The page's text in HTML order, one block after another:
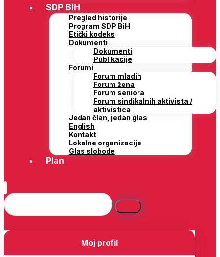
SDP BiH
Pregled historije
Program SDP BiH
Etički kodeks
Dokumenti
Dokumenti
Publikacije
Forumi
Forum mladih
Forum žena
Forum seniora
Forum sindikalnih aktivista /
aktivistica
Jedan član, jedan glas
English
Kontakt
Lokalne organizacije
Glas slobode
Plan
Moj profil